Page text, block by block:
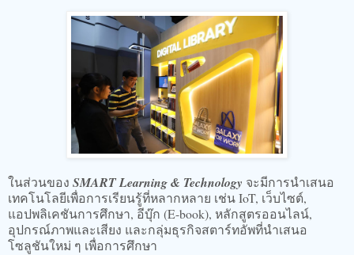
ในส่วนของ SMART Learning & Technology จะมีการนำเสนอ
เทคโนโลยีเพื่อการเรียนรู้ที่หลากหลาย เช่น IoT, เว็บไซต์,
แอปพลิเคชันการศึกษา, อีบุ๊ก (E-book), หลักสูตรออนไลน์,
อุปกรณ์ภาพและเสียง และกลุ่มธุรกิจสตาร์ทอัพที่นำเสนอ
โซลูชันใหม่ ๆ เพื่อการศึกษา